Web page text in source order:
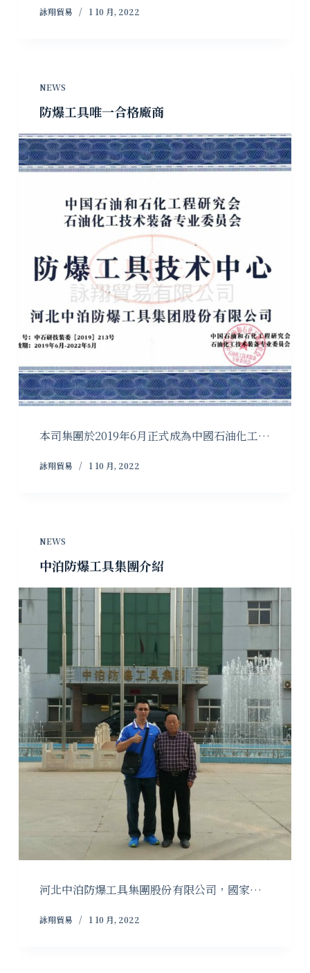
詠翔貿易 1 10 月, 2022
NEWS
防爆工具唯一合格廠商
本司集團於2019年6月正式成為中國石油化工…
詠翔貿易 1 10 月, 2022
NEWS
中泊防爆工具集團介紹
河北中泊防爆工具集團股份有限公司，國家…
詠翔貿易 1 10 月, 2022